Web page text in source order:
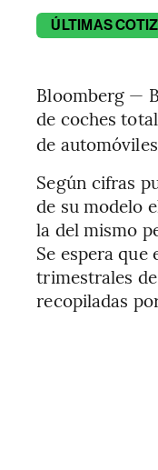
ÚLTIMAS
Bloomberg —
de coches
de
Según cifras
de su modelo
la del mismo
Se espera
trimestrales
recopiladas